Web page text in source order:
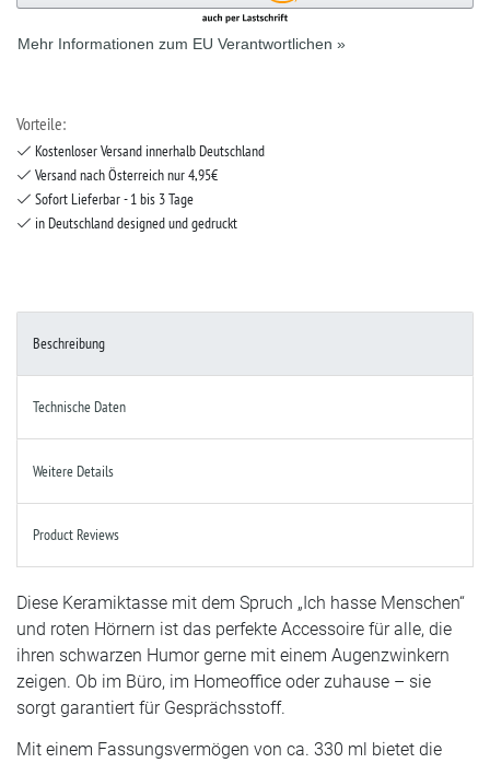
Mehr Informationen zum EU Verantwortlichen »
Vorteile:
Kostenloser Versand innerhalb Deutschland
Versand nach Österreich nur 4,95€
Sofort Lieferbar - 1 bis 3 Tage
in Deutschland designed und gedruckt
Beschreibung
Technische Daten
Weitere Details
Product Reviews
Diese Keramiktasse mit dem Spruch „Ich hasse Menschen“
und roten Hörnern ist das perfekte Accessoire für alle, die
ihren schwarzen Humor gerne mit einem Augenzwinkern
zeigen. Ob im Büro, im Homeoffice oder zuhause – sie
sorgt garantiert für Gesprächsstoff.
Mit einem Fassungsvermögen von ca. 330 ml bietet die